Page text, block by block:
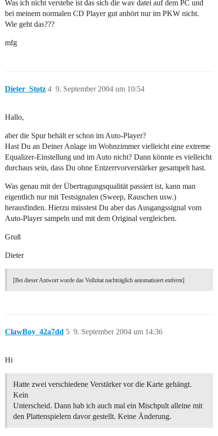
Was ich nicht verstehe ist das sich die wav datei auf dem PC und
bei meinem normalen CD Player gut anhört nur im PKW nicht.
Wie geht das???
mfg
Dieter_Stotz 9. September 2004 um 10:54
4
Hallo,
aber die Spur behält er schon im Auto-Player?
Hast Du an Deiner Anlage im Wohnzimmer vielleicht eine extreme
Equalizer-Einstellung und im Auto nicht? Dann könnte es vielleicht
durchaus sein, dass Du ohne Entzerrvorverstärker gesampelt hast.
Was genau mit der Übertragungsqualität passiert ist, kann man
eigentlich nur mit Testsignalen (Sweep, Rauschen usw.)
herausfinden. Hierzu müsstest Du aber das Ausgangssignal vom
Auto-Player sampeln und mit dem Original vergleichen.
Gruß
Dieter
[Bei dieser Antwort wurde das Vollzitat nachträglich automatisiert entfernt]
ClawBoy_42a7dd 9. September 2004 um 14:36
5
Hi
Hatte zwei verschiedene Verstärker vor die Karte gehängt.
Kein
Unterscheid. Dann hab ich auch mal ein Mischpult alleine mit
den Plattenspielern davor gestellt. Keine Änderung.